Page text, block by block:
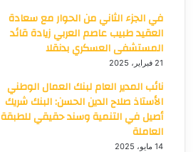
في الجزء الثاني من الحوار مع سعادة
العقيد طبيب عاصم العربي زيادة قائد
المستشفى العسكري بدنقلا
21 فبراير، 2025
نائب المدير العام لبنك العمال الوطني
الأستاذ صلاح الدين الحسن: البنك شريك
أصيل في التنمية وسند حقيقي للطبقة
العاملة
14 مايو، 2025